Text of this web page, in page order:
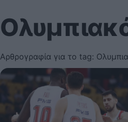
Αρθρογραφία για το tag: